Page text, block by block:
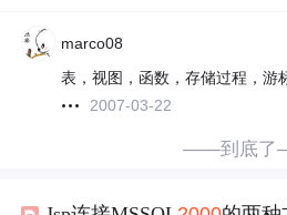
marco08
表，视图，函数，存储过程，游
2007-03-22
——到底